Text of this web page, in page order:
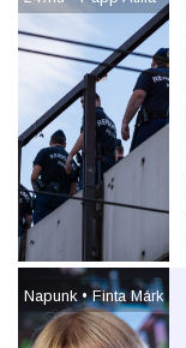
Napunk • Finta Márk